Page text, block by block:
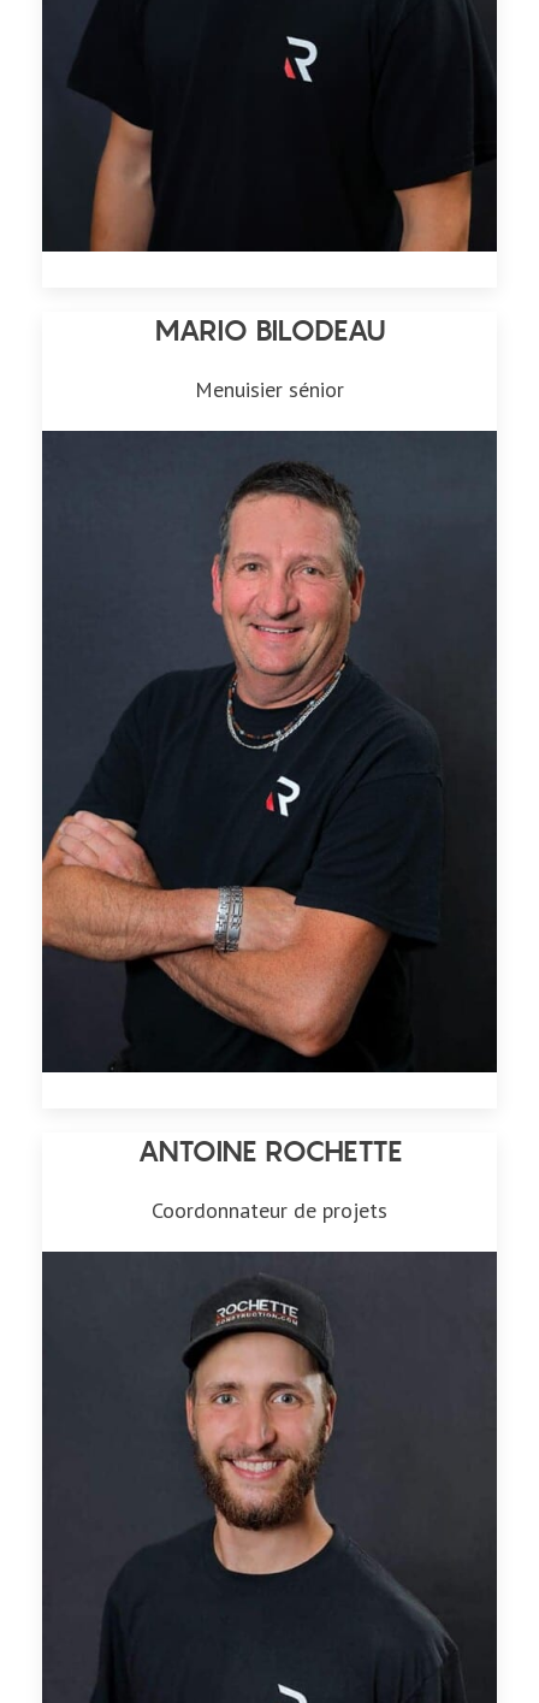
MARIO BILODEAU
Menuisier sénior
ANTOINE ROCHETTE
Coordonnateur de projets